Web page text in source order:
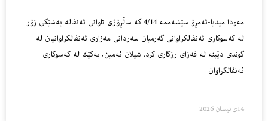
مەودا میدیا-ئەمڕۆ سێشەممە 4/14 كە ساڵڕۆژی تاوانی ئەنفالە بەشێكی زۆر
لە كەسوكاری ئەنفالكراوانی گەرمیان سەردانی مەزاری ئەنفالكراوانیان لە
گوندی دێبنە لە قەزای رزگاری كرد. شیلان ئەمین، یەكێك لە كەسوكاری
ئەنفالكراوان
14ی نیسان 2026